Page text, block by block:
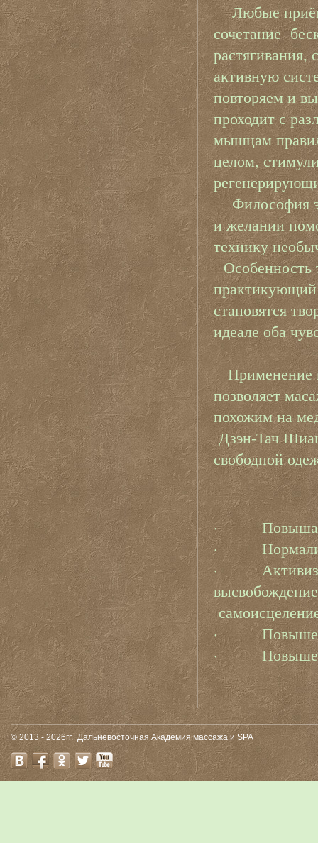
Любые
сочетание
активную
повторяем и
проходит с
мышцам
целом,
Философия
и желании
технику
Особенность
практикующий
становятся
идеале оба
Применение
позволяет
похожим на
Дзэн-Тач
свободной
·
·
·
·
·
© 2013 - 2026гг.Дальневосточная Академия массажа и SPA